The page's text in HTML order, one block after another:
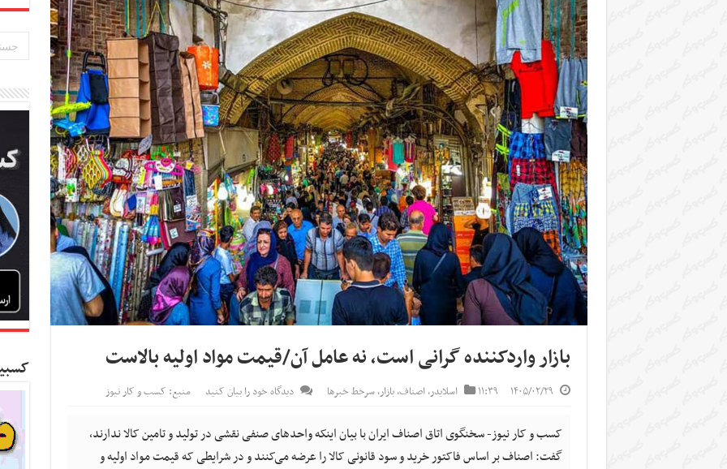
بازار واردکننده گرانی است، نه عامل آن/قیمت مواد اولیه بالاست
۱۴۰۵/۰۲/۲۹ ۱۱:۳۹ اسلایدر,اصناف,بازار,سرخط خبرها دیدگاه خود را بیان کنید منبع: کسب و کار نیوز
کسب و کار نیوز- سخنگوی اتاق اصناف ایران با بیان اینکه واحدهای صنفی نقشی در تولید و تامین کالا ندارند،
گفت: اصناف بر اساس فاکتور خرید و سود قانونی کالا را عرضه می‌کنند و در شرایطی که قیمت مواد اولیه و